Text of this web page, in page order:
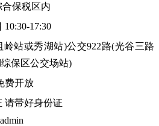
保税区内
17:30
站或秀湖站)公交922路(光谷三路
保区公交场站)
费开放
请带好身份证